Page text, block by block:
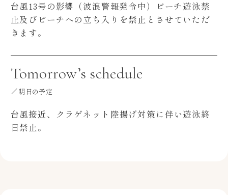
台風13号の影響（波浪警報発令中）ビーチ遊泳禁
止及びビーチへの立ち入りを禁止とさせていただ
きます。
Tomorrow’s schedule
明日の予定
台風接近、クラゲネット陸揚げ対策に伴い遊泳終
日禁止。